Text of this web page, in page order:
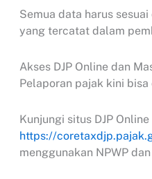
Semua data harus
yang tercatat dalam
Akses DJP Online dan
Pelaporan pajak kini
Kunjungi situs DJP Online
https://
menggunakan NPWP